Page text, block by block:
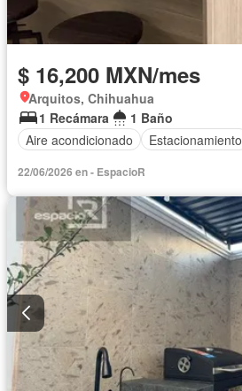
$ 16,200 MXN/mes
Arquitos, Chihuahua
1 Recámara
1 Baño
Aire acondicionado
Estacionamiento
22/06/2026 en - EspacioR